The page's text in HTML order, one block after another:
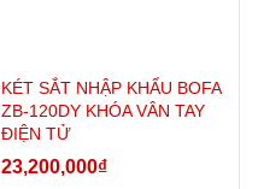
KÉT SẮT NHẬP KHẨU BOFA
ZB-120DY KHÓA VÂN TAY
ĐIỆN TỬ
23,200,000₫